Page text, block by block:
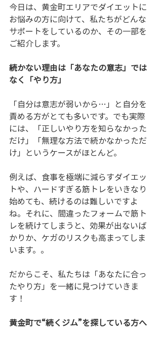
今日は、黄金町エリアでダイエットに
お悩みの方に向けて、私たちがどんな
サポートをしているのか、その一部を
ご紹介します。
続かない理由は「あなたの意志」では
なく「やり方」
「自分は意志が弱いから…」と自分を
責める方がとても多いです。でも実際
には、「正しいやり方を知らなかった
だけ」「無理な方法で続かなかっただ
け」というケースがほとんど。
例えば、食事を極端に減らすダイエッ
トや、ハードすぎる筋トレをいきなり
始めても、続けるのは難しいですよ
ね。それに、間違ったフォームで筋ト
レを続けてしまうと、効果が出ないば
かりか、ケガのリスクも高まってしま
います。。
だからこそ、私たちは「あなたに合っ
たやり方」を一緒に見つけていきま
す！
黄金町で“続くジム”を探している方へ